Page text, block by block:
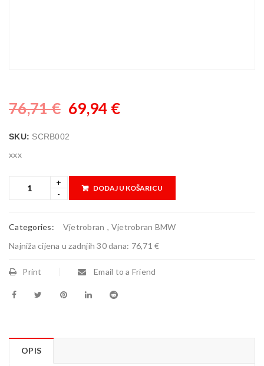
76,71€ 69,94 €
SKU: SCRB002
xxx
DODAJ U KOŠARICU
Categories: Vjetrobran , Vjetrobran BMW
Najniža cijena u zadnjih 30 dana: 76,71 €
Print Email to a Friend
OPIS